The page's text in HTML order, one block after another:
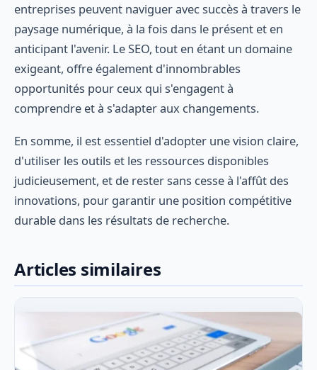
entreprises peuvent naviguer avec succès à travers le
paysage numérique, à la fois dans le présent et en
anticipant l'avenir. Le SEO, tout en étant un domaine
exigeant, offre également d'innombrables
opportunités pour ceux qui s'engagent à
comprendre et à s'adapter aux changements.
En somme, il est essentiel d'adopter une vision claire,
d'utiliser les outils et les ressources disponibles
judicieusement, et de rester sans cesse à l'affût des
innovations, pour garantir une position compétitive
durable dans les résultats de recherche.
Articles similaires